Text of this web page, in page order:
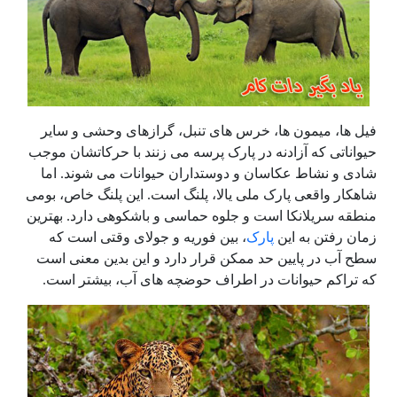
فیل ها، میمون ها، خرس های تنبل، گرازهای وحشی و سایر
حیواناتی که آزادنه در پارک پرسه می زنند با حرکاتشان موجب
شادی و نشاط عکاسان و دوستداران حیوانات می شوند. اما
شاهکار واقعی پارک ملی یالا، پلنگ است. این پلنگ خاص، بومی
منطقه سریلانکا است و جلوه حماسی و باشکوهی دارد. بهترین
زمان رفتن به این پارک، بین فوریه و جولای وقتی است که
سطح آب در پایین حد ممکن قرار دارد و این بدین معنی است
که تراکم حیوانات در اطراف حوضچه های آب، بیشتر است.